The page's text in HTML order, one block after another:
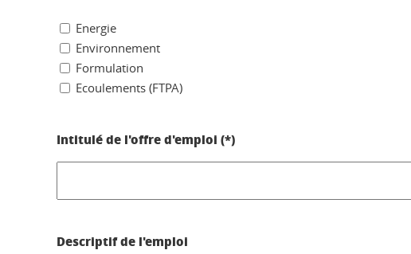
Energie
Environnement
Formulation
Ecoulements (FTPA)
Intitulé de l'offre d'emploi (*)
Descriptif de l'emploi